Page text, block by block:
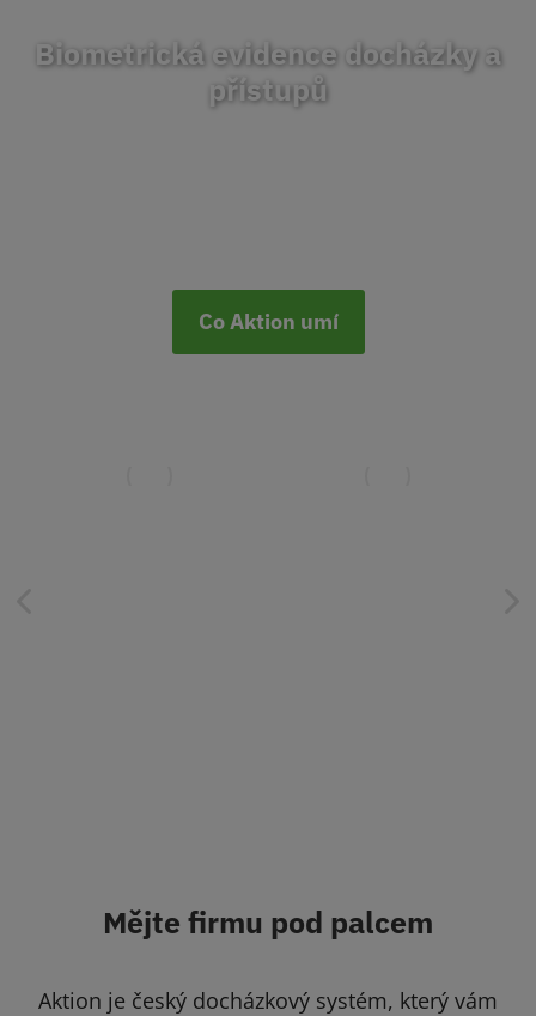
Biometrická evidence docházky a
přístupů
Co Aktion umí
Mějte firmu pod palcem
Aktion je český docházkový systém, který vám